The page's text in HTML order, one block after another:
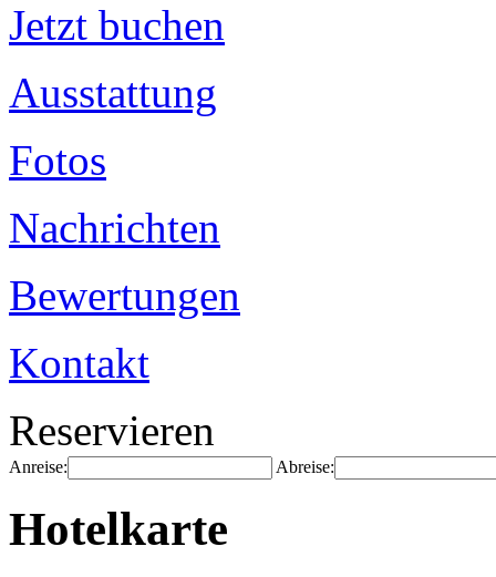
Jetzt buchen
Ausstattung
Fotos
Nachrichten
Bewertungen
Kontakt
Reservieren
Anreise: Abreise:
Hotelkarte